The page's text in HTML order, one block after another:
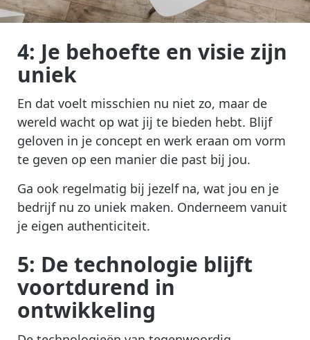
4: Je behoefte en visie zijn
uniek
En dat voelt misschien nu niet zo, maar de
wereld wacht op wat jij te bieden hebt. Blijf
geloven in je concept en werk eraan om vorm
te geven op een manier die past bij jou.
Ga ook regelmatig bij jezelf na, wat jou en je
bedrijf nu zo uniek maken. Onderneem vanuit
je eigen authenticiteit.
5: De technologie blijft
voortdurend in
ontwikkeling